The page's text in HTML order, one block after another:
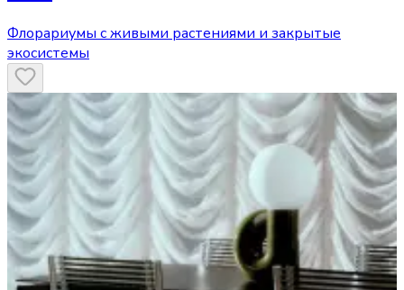
Флорариумы с живыми растениями и закрытые
экосистемы